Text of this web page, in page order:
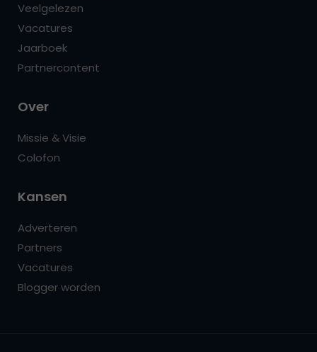
Veelgelezen
Vacatures
Jaarboek
Partnercontent
Over
Missie & Visie
Colofon
Kansen
Adverteren
Partners
Vacatures
Blogger worden